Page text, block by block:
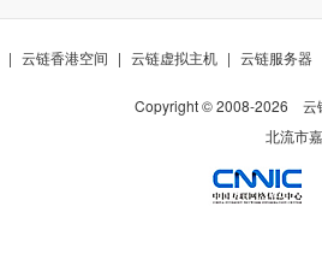
| 云链香港空间 | 云链虚拟主机 | 云链服务器
Copyright © 2008-2026
云
北流市